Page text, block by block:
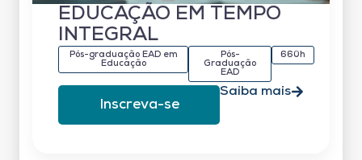
EDUCAÇÃO EM TEMPO
INTEGRAL
Pós-graduação EAD em
Educação
Pós-
Graduação
EAD
660h
Inscreva-se
Saiba mais